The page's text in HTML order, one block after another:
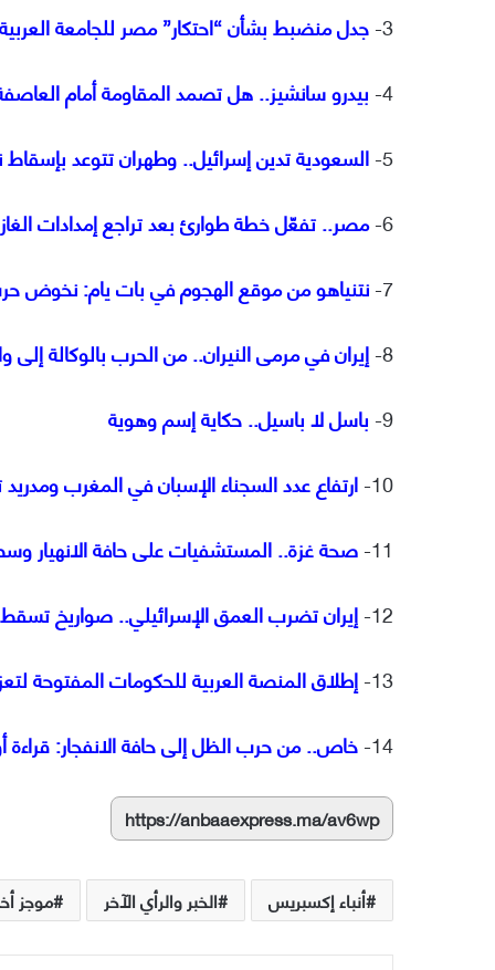
3- جدل منضبط بشأن “احتكار” مصر للجامعة العربية
4- بيدرو سانشيز.. هل تصمد المقاومة أمام
5- السعودية تدين إسرائيل.. وطهران تتوعد
6- مصر.. تفعّل خطة طوارئ بعد تراجع إمدادات الغاز
7- نتنياهو من موقع الهجوم في بات يام: نخوض
8- إيران في مرمى النيران.. من الحرب بالوكالة إلى
9- باسل لا باسيل.. حكاية إسم وهوية
10- ارتفاع عدد السجناء الإسبان في المغرب
11- صحة غزة.. المستشفيات على حافة الانهيار
12- إيران تضرب العمق الإسرائيلي.. صواريخ
13- إطلاق المنصة العربية للحكومات المفتوحة
14- خاص.. من حرب الظل إلى حافة الانفجار: قراءة
https://anbaaexpress.ma/av6wp
أنباء إكسبريس الخبر والرأي الآخر موجز